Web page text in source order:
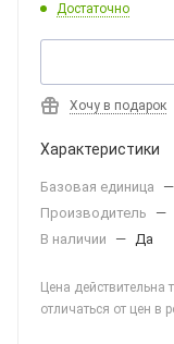
Достаточно
Хочу в подарок
Характеристики
Базовая единица —
Производитель
—
В наличии
— Да
Цена действительна
отличаться от цен в